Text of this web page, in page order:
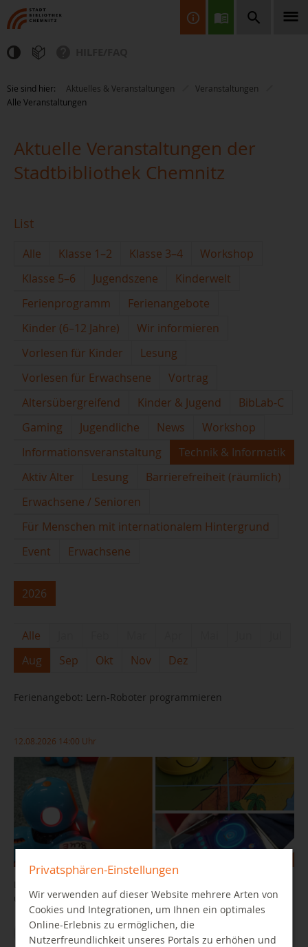
Finden Sie Informationen, Bücher, CDs & DVDs, Spiele, BluRays,
Zeitschriften und vieles mehr...
Sie sind hier: Aktuelles & Veranstaltungen
Veranstaltungen
Alle Veranstaltungen
Aktuelle Veranstaltungen der
Stadtbibliothek Chemnitz
List
Alle Klasse 1–2 Klasse 3–4
Workshop
Klasse 5–6
Jugendszene
Kinderwelt
Ferienprogramm
Ferienangebote
Kinder (6–12 Jahre)
Wir informieren
Vorlesen für Kinder
Lesung
Vorlesen für Erwachsene
Vortrag
Altersübergreifend
Kinder & Jugend
BibLab-C
Gaming
Jugendliche News
Workshop
Informationsveranstaltung
Technik & Informatik
Aktiv Älter
Lesung
Barrierefreiheit (räumlich)
Erwachsene / Senioren
Für Menschen mit internationalem Hintergrund
Event
Erwachsene
2026
Alle
Aug
Sep Okt Nov Dez
Ferienangebot: Lern-Roboter programmieren
12.08.2026 14:00 Uhr
Lernroboter Bee-Bot, Dash und Ozobot spielerisch programmieren
und steuern.
WEITER LESEN
Privatsphären-Einstellungen
Wir verwenden auf dieser Website mehrere Arten von
Cookies und Integrationen, um Ihnen ein optimales
Online-Erlebnis zu ermöglichen, die
Nutzerfreundlichkeit unseres Portals zu erhöhen und